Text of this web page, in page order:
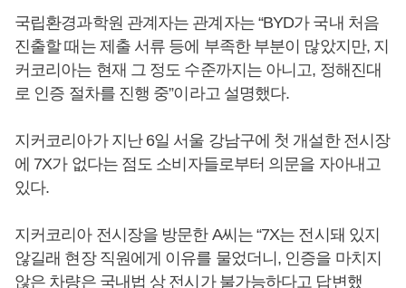
국립환경과학원 관계자는 관계자는 “BYD가 국내 처음
진출할 때는 제출 서류 등에 부족한 부분이 많았지만, 지
커코리아는 현재 그 정도 수준까지는 아니고, 정해진대
로 인증 절차를 진행 중”이라고 설명했다.
지커코리아가 지난 6일 서울 강남구에 첫 개설한 전시장
에 7X가 없다는 점도 소비자들로부터 의문을 자아내고
있다.
지커코리아 전시장을 방문한 A씨는 “7X는 전시돼 있지
않길래 현장 직원에게 이유를 물었더니, 인증을 마치지
않은 차량은 국내법 상 전시가 불가능하다고 답변했